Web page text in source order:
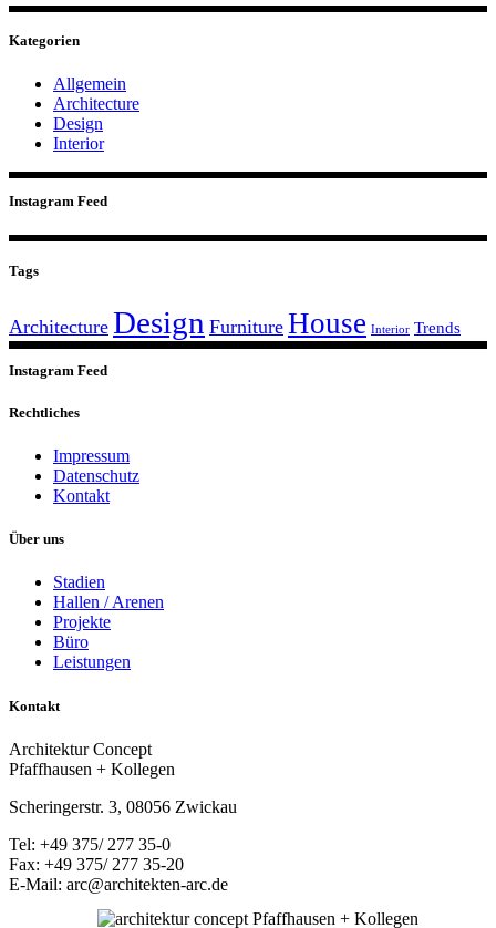
Kategorien
Allgemein
Architecture
Design
Interior
Instagram Feed
Tags
Architecture Design Furniture House Interior Trends
Instagram Feed
Rechtliches
Impressum
Datenschutz
Kontakt
Über uns
Stadien
Hallen / Arenen
Projekte
Büro
Leistungen
Kontakt
Architektur Concept
Pfaffhausen + Kollegen
Scheringerstr. 3, 08056 Zwickau
Tel: +49 375/ 277 35-0
Fax: +49 375/ 277 35-20
E-Mail: arc@architekten-arc.de